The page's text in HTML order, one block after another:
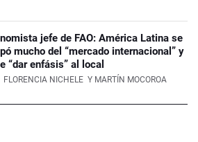
jefe de FAO: América Latina se
mucho del “mercado internacional” y
“dar enfásis” al local
FLORENCIA NICHELE Y MARTÍN MOCOROA